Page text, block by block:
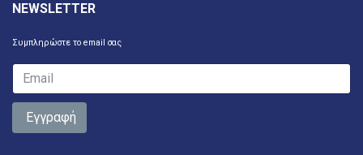
NEWSLETTER
Συμπληρώστε το email σας
Εγγραφή